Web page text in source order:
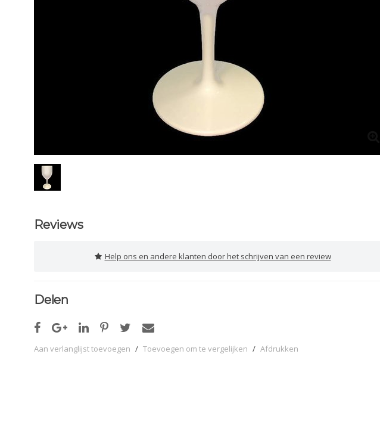
Reviews
Help ons en andere klanten door het schrijven van een review
Delen
Aan verlanglijst toevoegen / Toevoegen om te vergelijken / Afdrukken